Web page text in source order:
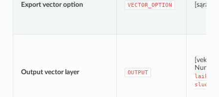
Export vector option VECTOR_OPTION
Output vector layer OUTPUT
laikiną